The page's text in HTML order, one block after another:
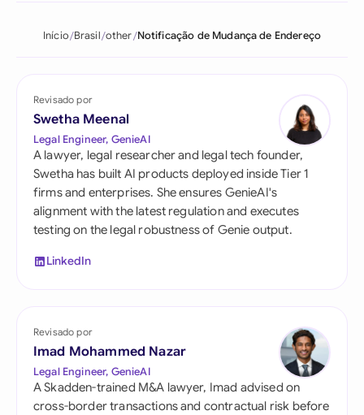
Início Brasil other Notificação de Mudança de Endereço
Revisado por
Swetha Meenal
Legal Engineer, GenieAI
A lawyer, legal researcher and legal tech founder,
Swetha has built AI products deployed inside Tier 1
firms and enterprises. She ensures GenieAI's
alignment with the latest regulation and executes
testing on the legal robustness of Genie output.
LinkedIn
Revisado por
Imad Mohammed Nazar
Legal Engineer, GenieAI
A Skadden-trained M&A lawyer, Imad advised on
cross-border transactions and contractual risk before